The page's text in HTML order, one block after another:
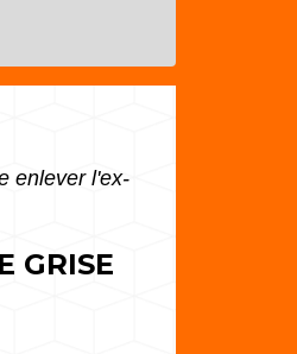
enlever l'ex-
GRISE